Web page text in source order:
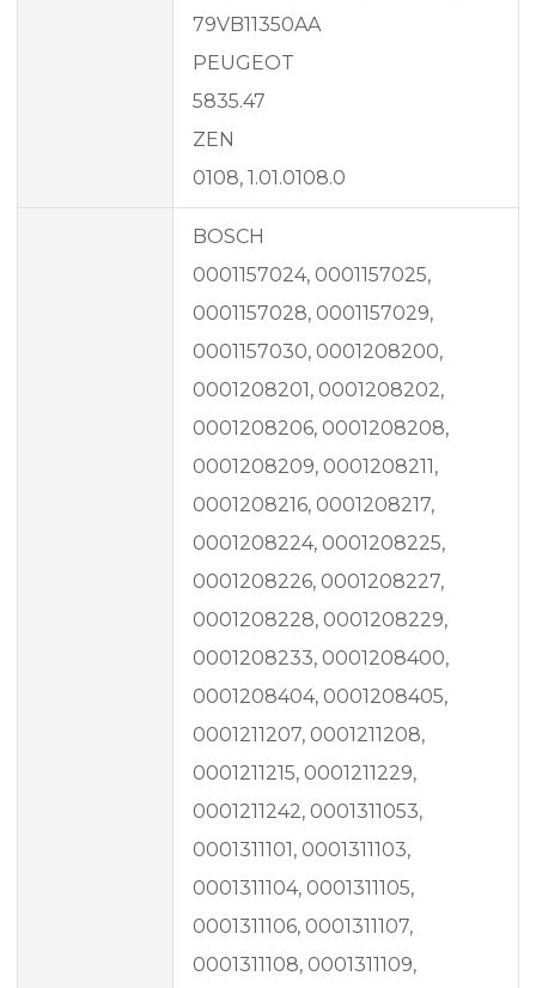
79VB11350AA
PEUGEOT
5835.47
ZEN
0108, 1.01.0108.0
BOSCH
0001157024, 0001157025,
0001157028, 0001157029,
0001157030, 0001208200,
0001208201, 0001208202,
0001208206, 0001208208,
0001208209, 0001208211,
0001208216, 0001208217,
0001208224, 0001208225,
0001208226, 0001208227,
0001208228, 0001208229,
0001208233, 0001208400,
0001208404, 0001208405,
0001211207, 0001211208,
0001211215, 0001211229,
0001211242, 0001311053,
0001311101, 0001311103,
0001311104, 0001311105,
0001311106, 0001311107,
0001311108, 0001311109,